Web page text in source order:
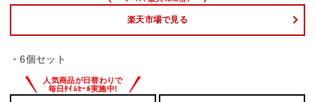
楽天市場で見る
・6個セット